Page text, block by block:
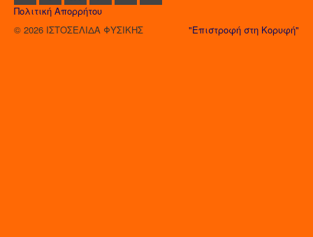
Πολιτική Απορρήτου
"Επιστροφή στη Κορυφή"
© 2026 ΙΣΤΟΣΕΛΙΔΑ ΦΥΣΙΚΗΣ